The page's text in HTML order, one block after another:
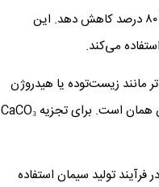
ارائه کرده‌اند که می‌تواند انتشار کربن این صنعت را تا ۸۰ درصد کاهش دهد. این
مانند زیست‌توده یا هیدروژن
بوده‌اند، اما این پیشرفت‌ها تنها به تغییرات سطحی محدود شده‌اند. واکنش شیمیایی پایه همچنان همان است. برای تجزیه CaCO₃
تولید سیمان استفاده